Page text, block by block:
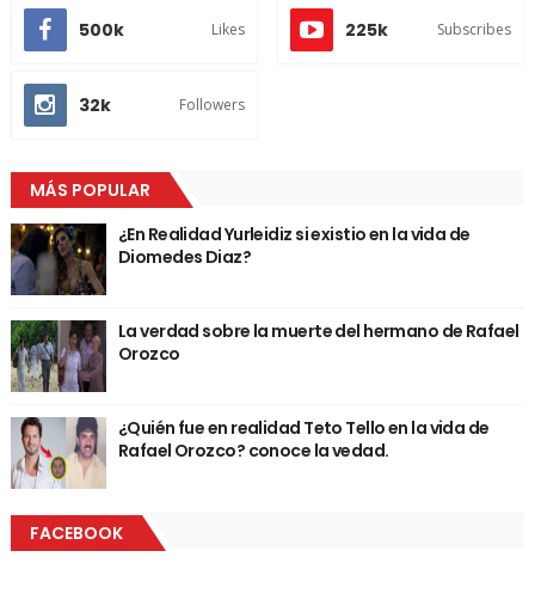
500k Likes 225k Subscribes
32k Followers
MÁS POPULAR
¿En Realidad Yurleidiz si existio en la vida de
Diomedes Diaz?
La verdad sobre la muerte del hermano de Rafael
Orozco
¿Quién fue en realidad Teto Tello en la vida de
Rafael Orozco? conoce la vedad.
FACEBOOK